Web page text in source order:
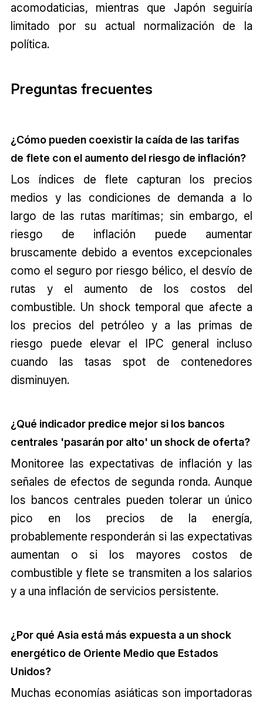
acomodaticias, mientras que Japón seguiría
limitado por su actual normalización de la
política.
Preguntas frecuentes
¿Cómo pueden coexistir la caída de las tarifas
de flete con el aumento del riesgo de inflación?
Los índices de flete capturan los precios
medios y las condiciones de demanda a lo
largo de las rutas marítimas; sin embargo, el
riesgo de inflación puede aumentar
bruscamente debido a eventos excepcionales
como el seguro por riesgo bélico, el desvío de
rutas y el aumento de los costos del
combustible. Un shock temporal que afecte a
los precios del petróleo y a las primas de
riesgo puede elevar el IPC general incluso
cuando las tasas spot de contenedores
disminuyen.
¿Qué indicador predice mejor si los bancos
centrales 'pasarán por alto' un shock de oferta?
Monitoree las expectativas de inflación y las
señales de efectos de segunda ronda. Aunque
los bancos centrales pueden tolerar un único
pico en los precios de la energía,
probablemente responderán si las expectativas
aumentan o si los mayores costos de
combustible y flete se transmiten a los salarios
y a una inflación de servicios persistente.
¿Por qué Asia está más expuesta a un shock
energético de Oriente Medio que Estados
Unidos?
Muchas economías asiáticas son importadoras